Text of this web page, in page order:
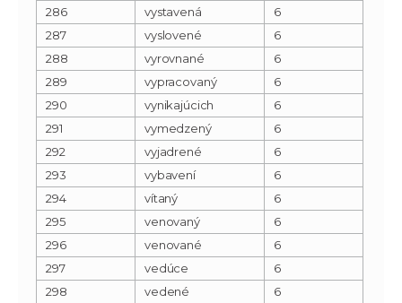
286
vystavená
6
287
vyslovené
6
288
vyrovnané
6
289
vypracovaný
6
290
vynikajúcich
6
291
vymedzený
6
292
vyjadrené
6
293
vybavení
6
294
vítaný
6
295
venovaný
6
296
venované
6
297
vedúce
6
298
vedené 6